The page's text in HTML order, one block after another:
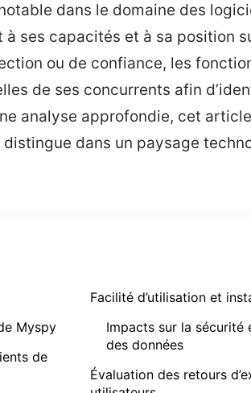
dans le domaine des
ses capacités et à sa position
ou de confiance, les
de ses concurrents afin
analyse approfondie, cet
dans un paysage
Myspy
de
Facilité d’utilisation et
Impacts sur la
des données
Évaluation des retours